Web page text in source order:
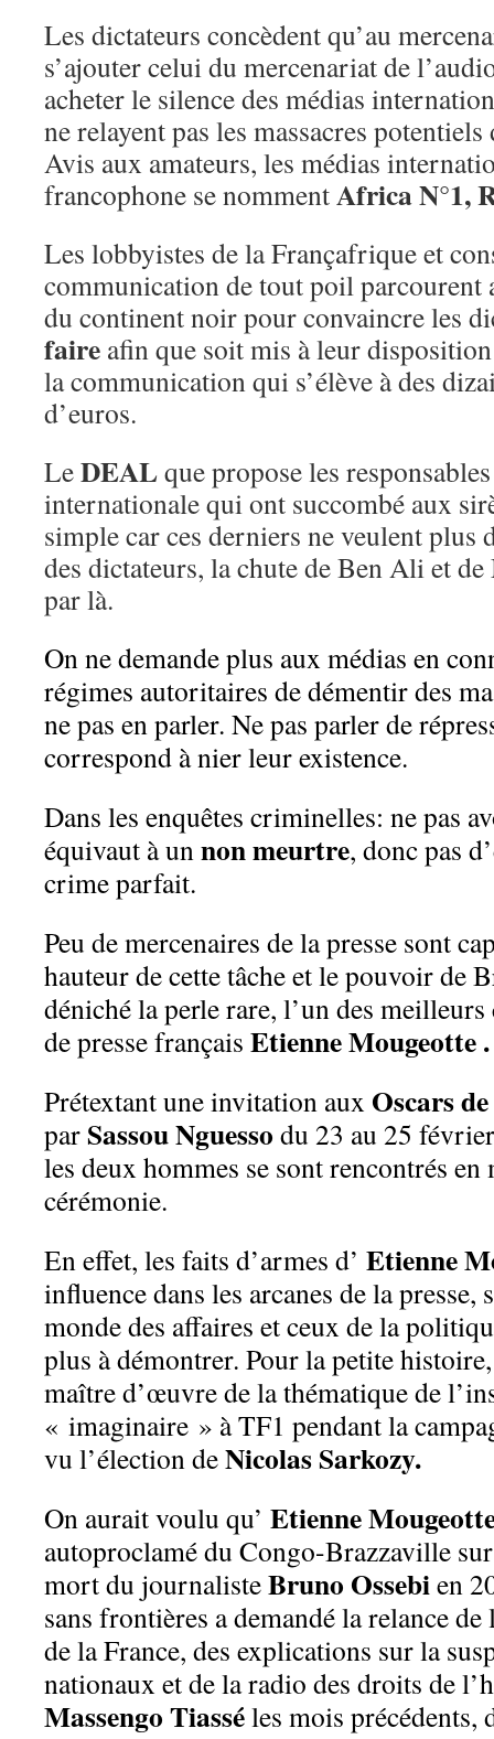
Les dictateurs concèdent qu’au
s’ajouter celui du mercenariat de
acheter le silence des médias
ne relayent pas les massacres
Avis aux amateurs, les médias
francophone se nommentAfrica N°1,
Les lobbyistes de la Françafrique et
communication de tout poil parcourent
du continent noir pour convaincre les
faire afin que soit mis à leur
la communication qui s’élève à des
d’euros.
LeDEALque propose les
internationale qui ont succombé aux
simple car ces derniers ne veulent plus
des dictateurs, la chute de Ben Ali et
par là.
On ne demande plus aux médias en
régimes autoritaires de démentir des
ne pas en parler. Ne pas parler de
correspond à nier leur existence.
Dans les enquêtes criminelles: ne pas
équivaut à unnon meurtre, donc pas
crime parfait.
Peu de mercenaires de la presse sont
hauteur de cette tâche et le pouvoir de
déniché la perle rare, l’un des
de presse français Etienne Mougeotte .
Prétextant une invitation aux Oscars
parSassou Nguesso du 23 au 25
les deux hommes se sont rencontrés en
cérémonie.
En effet, les faits d’armes d’ Etienne
influence dans les arcanes de la presse,
monde des affaires et ceux de la
plus à démontrer. Pour la petite
maître d’œuvre de la thématique de
« imaginaire » à TF1 pendant la
vu l’élection deNicolas Sarkozy.
On aurait voulu qu’ Etienne
autoproclamé du Congo-Brazzaville
mort du journalisteBruno Ossebien
sans frontières a demandé la relance de
de la France, des explications sur la
nationaux et de la radio des droits de
Massengo Tiasséles mois précédents,